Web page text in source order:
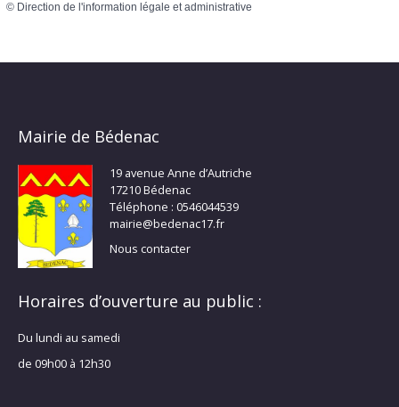
© Direction de l'information légale et administrative
Mairie de Bédenac
19 avenue Anne d’Autriche
17210 Bédenac
Téléphone : 0546044539
mairie@bedenac17.fr
Nous contacter
Horaires d’ouverture au public :
Du lundi au samedi
de 09h00 à 12h30